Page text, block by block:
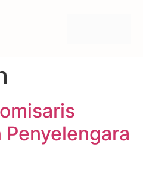
Penyelengara